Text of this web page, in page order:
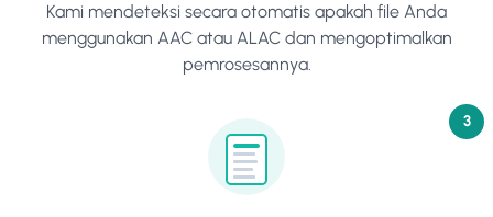
Kami mendeteksi secara otomatis apakah file Anda
menggunakan AAC atau ALAC dan mengoptimalkan
pemrosesannya.
3